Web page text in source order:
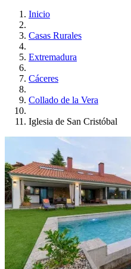
Inicio
Casas Rurales
Extremadura
Cáceres
Collado de la Vera
Iglesia de San Cristóbal